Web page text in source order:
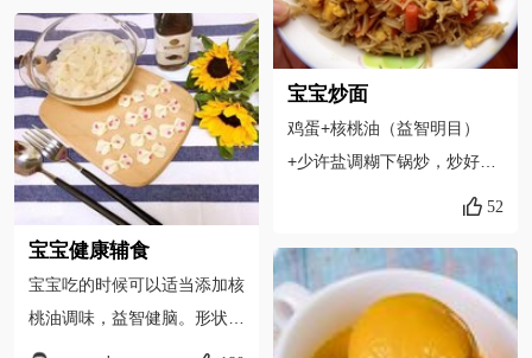
宝宝健康辅食
宝宝吃的时候可以适当添加核
桃油调味，益智健脑。形状好
看，让宝宝爱上吃饭。
宝宝炒面
鸡蛋+核桃油（益智明目）
+少许盐调糊下锅炒，炒好盛
52